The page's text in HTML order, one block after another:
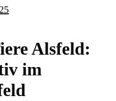
Alsfeld:
im